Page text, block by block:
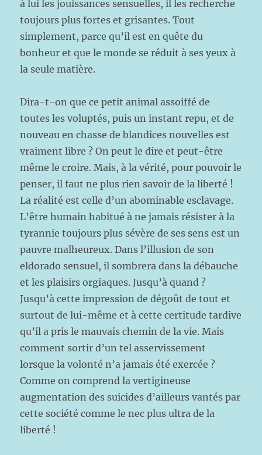
à lui les jouissances sensuelles, il les recherche
toujours plus fortes et grisantes. Tout
simplement, parce qu’il est en quête du
bonheur et que le monde se réduit à ses yeux à
la seule matière.
Dira-t-on que ce petit animal assoiffé de
toutes les voluptés, puis un instant repu, et de
nouveau en chasse de blandices nouvelles est
vraiment libre ? On peut le dire et peut-être
même le croire. Mais, à la vérité, pour pouvoir le
penser, il faut ne plus rien savoir de la liberté !
La réalité est celle d’un abominable esclavage.
L’être humain habitué à ne jamais résister à la
tyrannie toujours plus sévère de ses sens est un
pauvre malheureux. Dans l’illusion de son
eldorado sensuel, il sombrera dans la débauche
et les plaisirs orgiaques. Jusqu’à quand ?
Jusqu’à cette impression de dégoût de tout et
surtout de lui-même et à cette certitude tardive
qu’il a pris le mauvais chemin de la vie. Mais
comment sortir d’un tel asservissement
lorsque la volonté n’a jamais été exercée ?
Comme on comprend la vertigineuse
augmentation des suicides d’ailleurs vantés par
cette société comme le nec plus ultra de la
liberté !